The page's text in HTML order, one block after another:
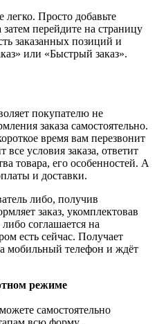
Просто добавьте
перейдите на страницу
заказанных позиций и
или «Быстрый заказ».
покупателю не
заказа самостоятельно.
время вам перезвонит
условия заказа, ответит
товара, его особенностей. А
и доставки.
либо, получив
заказ, укомплектовав
соглашается на
есть сейчас. Получает
мобильный телефон и ждёт
режиме
самостоятельно